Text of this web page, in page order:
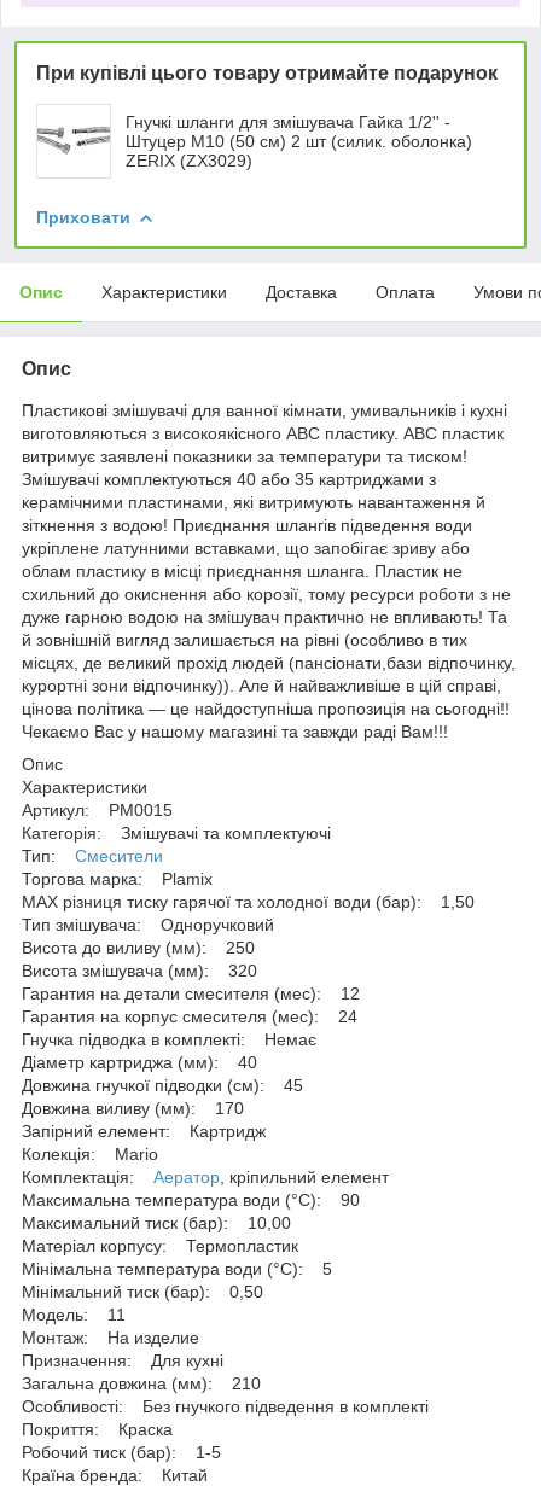
При купівлі цього товару отримайте подарунок
Гнучкі шланги для змішувача Гайка 1/2'' -
Штуцер M10 (50 см) 2 шт (силик. оболонка)
ZERIX (ZX3029)
Приховати
Опис Характеристики Доставка Оплата Умови
Опис
Пластикові змішувачі для ванної кімнати, умивальників і кухні
виготовляються з високоякісного ABC пластику. ABC пластик
витримує заявлені показники за температури та тиском!
Змішувачі комплектуються 40 або 35 картриджами з
керамічними пластинами, які витримують навантаження й
зіткнення з водою! Приєднання шлангів підведення води
укріплене латунними вставками, що запобігає зриву або
облам пластику в місці приєднання шланга. Пластик не
схильний до окиснення або корозії, тому ресурси роботи з не
дуже гарною водою на змішувач практично не впливають! Та
й зовнішній вигляд залишається на рівні (особливо в тих
місцях, де великий прохід людей (пансіонати,бази відпочинку,
курортні зони відпочинку)). Але й найважливіше в цій справі,
цінова політика — це найдоступніша пропозиція на сьогодні!!
Чекаємо Вас у нашому магазині та завжди раді Вам!!!
Опис
Характеристики
Артикул: PM0015
Категорія: Змішувачі та комплектуючі
Тип: Смесители
Торгова марка: Plamix
MAX різниця тиску гарячої та холодної води (бар): 1,50
Тип змішувача: Одноручковий
Висота до виливу (мм): 250
Висота змішувача (мм): 320
Гарантия на детали смесителя (мес): 12
Гарантия на корпус смесителя (мес): 24
Гнучка підводка в комплекті: Немає
Діаметр картриджа (мм): 40
Довжина гнучкої підводки (см): 45
Довжина виливу (мм): 170
Запірний елемент: Картридж
Колекція: Mario
Комплектація: Аератор , кріпильний елемент
Максимальна температура води (°C): 90
Максимальний тиск (бар): 10,00
Матеріал корпусу: Термопластик
Мінімальна температура води (°C): 5
Мінімальний тиск (бар): 0,50
Модель: 11
Монтаж: На изделие
Призначення: Для кухні
Загальна довжина (мм): 210
Особливості: Без гнучкого підведення в комплекті
Покриття: Краска
Робочий тиск (бар): 1-5
Країна бренда: Китай